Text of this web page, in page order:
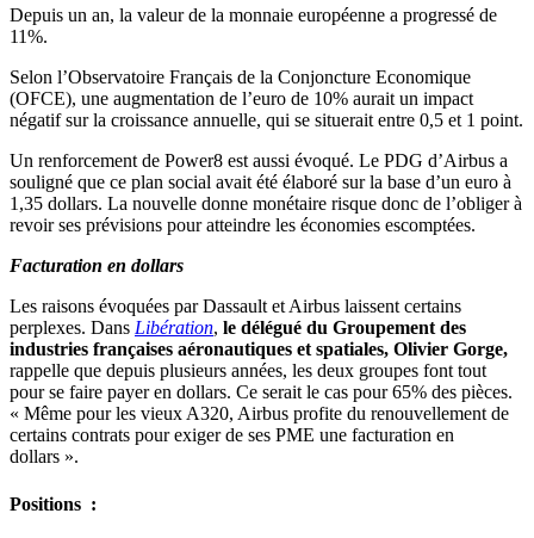
Depuis un an, la valeur de la monnaie européenne a progressé de
11%.
Selon l’Observatoire Français de la Conjoncture Economique
(OFCE), une augmentation de l’euro de 10% aurait un impact
négatif sur la croissance annuelle, qui se situerait entre 0,5 et 1 point.
Un renforcement de Power8 est aussi évoqué. Le PDG d’Airbus a
souligné que ce plan social avait été élaboré sur la base d’un euro à
1,35 dollars. La nouvelle donne monétaire risque donc de l’obliger à
revoir ses prévisions pour atteindre les économies escomptées.
Facturation en dollars
Les raisons évoquées par Dassault et Airbus laissent certains
perplexes. Dans Libération, le délégué du Groupement des
industries françaises aéronautiques et spatiales, Olivier Gorge,
rappelle que depuis plusieurs années, les deux groupes font tout
pour se faire payer en dollars. Ce serait le cas pour 65% des pièces.
« Même pour les vieux A320, Airbus profite du renouvellement de
certains contrats pour exiger de ses PME une facturation en
dollars ».
Positions :